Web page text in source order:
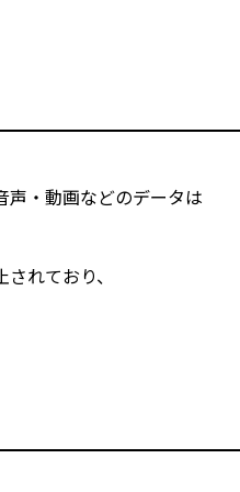
声・動画などのデータは
れており、